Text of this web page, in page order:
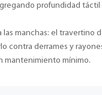
profundidad táctil
las manchas: el travertino
contra derrames y
mantenimiento mínimo.